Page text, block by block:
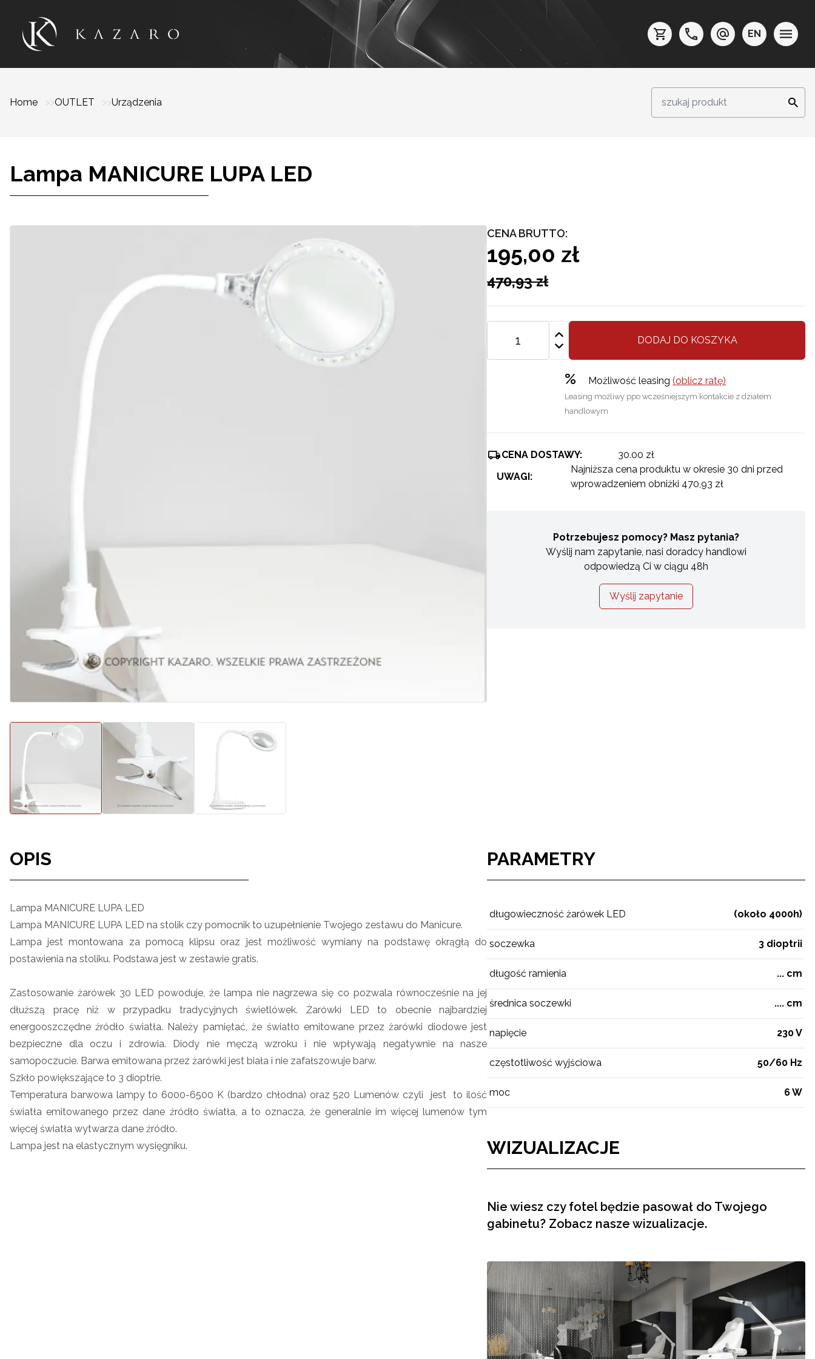
EN
Home OUTLET Urządzenia
Lampa MANICURE LUPA LED
CENA BRUTTO:
195,00 zł
470,93 zł
DODAJ DO KOSZYKA
% Możliwość leasing(oblicz ratę)
Leasing możliwy ppo wcześniejszym kontakcie z działem
handlowym
CENA DOSTAWY:
30.00 zł
UWAGI:
Najniższa cena produktu w okresie 30 dni przed
wprowadzeniem obniżki 470,93 zł
Potrzebujesz pomocy? Masz pytania?
Wyślij nam zapytanie, nasi doradcy handlowi
odpowiedzą Ci w ciągu 48h
Wyślij zapytanie
OPIS
Lampa MANICURE LUPA LED
Lampa MANICURE LUPA LED na stolik czy pomocnik to uzupełnienie Twojego zestawu do Manicure.
Lampa jest montowana za pomocą klipsu oraz jest możliwość wymiany na podstawę okrągłą do
postawienia na stoliku. Podstawa jest w zestawie gratis.
Zastosowanie żarówek 30 LED powoduje, że lampa nie nagrzewa się co pozwala równocześnie na jej
dłuższą pracę niż w przypadku tradycyjnych świetlówek. Żarówki LED to obecnie najbardziej
energooszczędne źródło światła. Należy pamiętać, że światło emitowane przez żarówki diodowe jest
bezpieczne dla oczu i zdrowia. Diody nie męczą wzroku i nie wpływają negatywnie na nasze
samopoczucie. Barwa emitowana przez żarówki jest biała i nie zafałszowuje barw.
Szkło powiększające to 3 dioptrie.
Temperatura barwowa lampy to 6000-6500 K (bardzo chłodna) oraz 520 Lumenów czyli jest to ilość
światła emitowanego przez dane źródło światła, a to oznacza, że generalnie im więcej lumenów tym
więcej światła wytwarza dane źródło.
Lampa jest na elastycznym wysięgniku.
PARAMETRY
długowieczność żarówek LED (około 4000h)
soczewka 3 dioptrii
długość ramienia ... cm
średnica soczewki .... cm
napięcie 230 V
częstotliwość wyjściowa 50/60 Hz
moc 6 W
WIZUALIZACJE
Nie wiesz czy fotel będzie pasował do Twojego
gabinetu? Zobacz nasze wizualizacje.